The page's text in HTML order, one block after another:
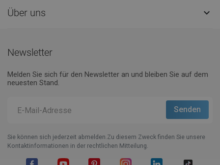
Über uns 
Newsletter
Melden Sie sich für den Newsletter an und bleiben Sie auf dem
neuesten Stand.
Sie können sich jederzeit abmelden.Zu diesem Zweck finden Sie unsere
Kontaktinformationen in der rechtlichen Mitteilung.